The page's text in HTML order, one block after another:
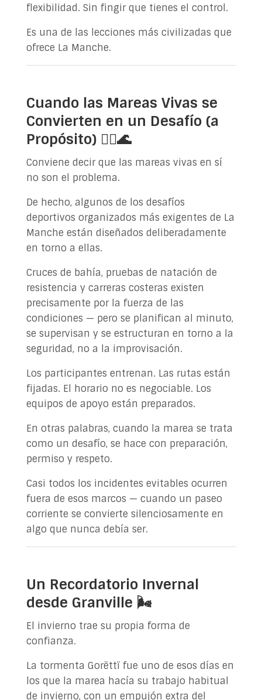
flexibilidad. Sin fingir que tienes el control.
Es una de las lecciones más civilizadas que
ofrece La Manche.
Cuando las Mareas Vivas se
Convierten en un Desafío (a
Propósito) 🏃‍♂️🌊
Conviene decir que las mareas vivas en sí
no son el problema.
De hecho, algunos de los desafíos
deportivos organizados más exigentes de La
Manche están diseñados deliberadamente
en torno a ellas.
Cruces de bahía, pruebas de natación de
resistencia y carreras costeras existen
precisamente por la fuerza de las
condiciones — pero se planifican al minuto,
se supervisan y se estructuran en torno a la
seguridad, no a la improvisación.
Los participantes entrenan. Las rutas están
fijadas. El horario no es negociable. Los
equipos de apoyo están preparados.
En otras palabras, cuando la marea se trata
como un desafío, se hace con preparación,
permiso y respeto.
Casi todos los incidentes evitables ocurren
fuera de esos marcos — cuando un paseo
corriente se convierte silenciosamente en
algo que nunca debía ser.
Un Recordatorio Invernal
desde Granville 🌬️
El invierno trae su propia forma de
confianza.
La tormenta Gorëttï fue uno de esos días en
los que la marea hacía su trabajo habitual
de invierno, con un empujón extra del